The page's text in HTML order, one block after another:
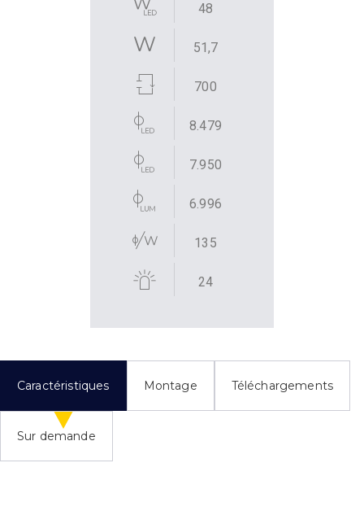
48
51,7
700
8.479
7.950
6.996
135
24
Caractéristiques Montage Téléchargements
Sur demande